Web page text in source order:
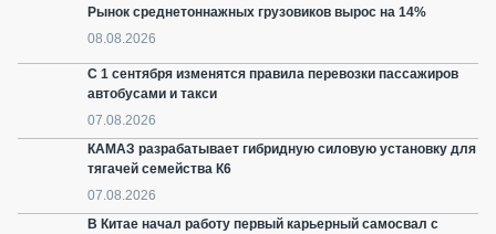
Рынок среднетоннажных грузовиков вырос на 14%
08.08.2026
С 1 сентября изменятся правила перевозки пассажиров
автобусами и такси
07.08.2026
КАМАЗ разрабатывает гибридную силовую установку для
тягачей семейства К6
07.08.2026
В Китае начал работу первый карьерный самосвал с